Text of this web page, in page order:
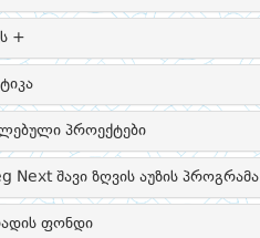
+
პროექტები
Next შავი ზღვის აუზის პროგრამა
ფონდი